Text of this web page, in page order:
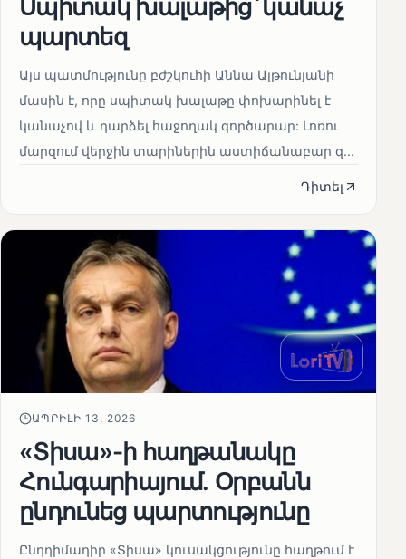
Սպիտակ խալաթից՝ կանաչ
պարտեզ
Այս պատմությունը բժշկուհի Աննա Ալթունյանի
մասին է, որը սպիտակ խալաթը փոխարինել է
կանաչով և դարձել հաջողակ գործարար: Լոռու
մարզում վերջին տարիներին աստիճանաբար զ...
Դիտել
ԱՊՐԻԼԻ 13, 2026
«Տիսա»-ի հաղթանակը
Հունգարիայում․ Օրբանն
ընդունեց պարտությունը
Ընդդիմադիր «Տիսա» կուսակցությունը հաղթում է